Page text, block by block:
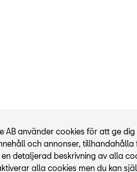
AB använder cookies för att ge
och annonser,
detaljerad beskrivning av alla
alla cookies men du kan